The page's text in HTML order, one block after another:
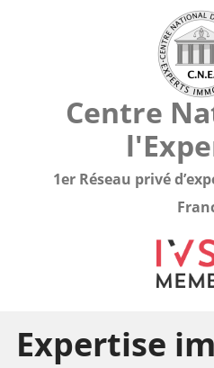
Centre
1er Réseau privé
Expertise